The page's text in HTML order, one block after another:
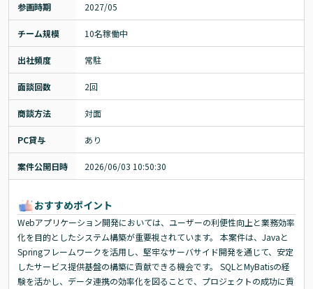
参画時期 2027/05
チーム規模 10名稼働中
出社頻度 常駐
面談回数 2回
商談方法 対面
PC貸与 あり
案件公開日時 2026/06/03 10:50:30
おすすめポイント
Webアプリケーション開発においては、ユーザーの利便性向上と業務効率
化を目的としたシステム構築が重要視されています。 本案件は、Javaと
Springフレームワークを活用し、堅牢なサーバサイド開発を通じて、安定
したサービス提供基盤の構築に貢献できる機会です。 SQLとMyBatisの経
験を活かし、データ連携の効率化を図ることで、プロジェクトの成功に貢